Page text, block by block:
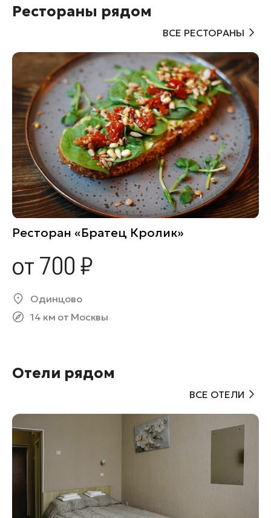
Рестораны рядом
ВСЕ РЕСТОРАНЫ
Ресторан «Братец Кролик»
от 700 ₽
Одинцово
14 км от Москвы
Отели рядом
ВСЕ ОТЕЛИ